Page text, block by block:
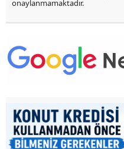
onaylanmamaktadır.